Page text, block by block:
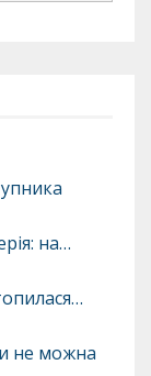
на…
не можна